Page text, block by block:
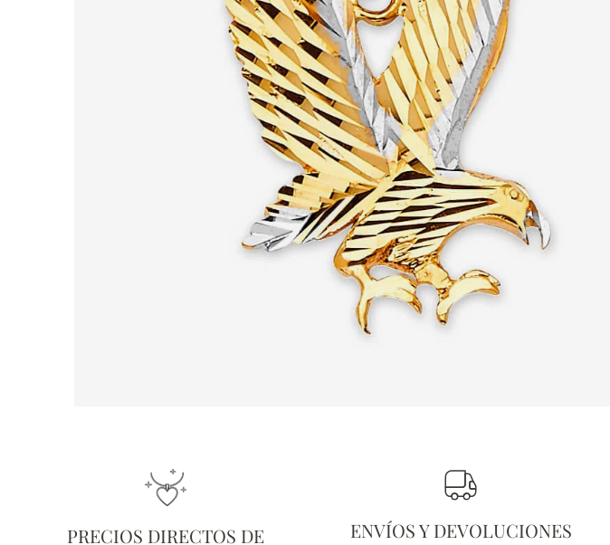
PRECIOS DIRECTOS DE
ENVÍOS Y DEVOLUCIONES